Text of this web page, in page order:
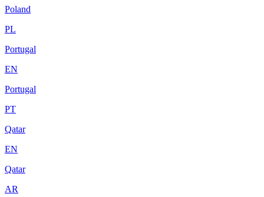
Poland
PL
Portugal
EN
Portugal
PT
Qatar
EN
Qatar
AR